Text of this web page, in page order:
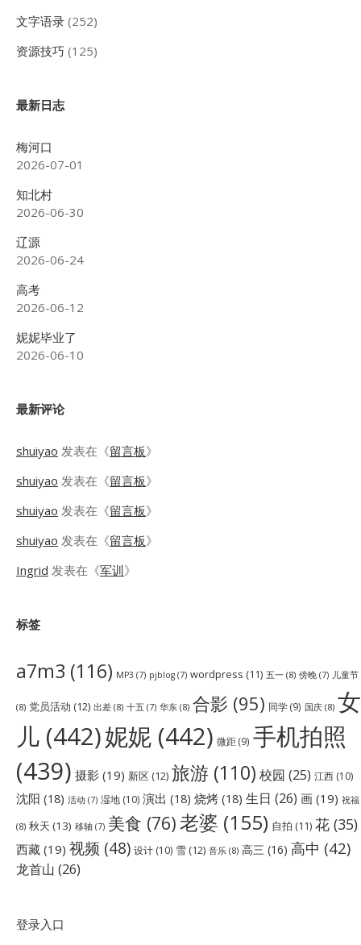
文字语录 (252)
资源技巧 (125)
最新日志
梅河口
2026-07-01
知北村
2026-06-30
辽源
2026-06-24
高考
2026-06-12
妮妮毕业了
2026-06-10
最新评论
shuiyao 发表在《留言板》
shuiyao 发表在《留言板》
shuiyao 发表在《留言板》
shuiyao 发表在《留言板》
Ingrid 发表在《军训》
标签
a7m3 (116) MP3 (7) pjblog (7) wordpress (11) 五一 (8) 傍晚 (7) 儿童节
(8) 党员活动 (12) 出差 (8) 十五 (7) 华东 (8) 合影 (95) 同学(9) 国庆 (8) 女
儿 (442)妮妮 (442) 微距(9) 手机拍照
(439) 摄影 (19) 新区 (12) 旅游 (110) 校园 (25) 江西 (10)
沈阳 (18) 活动 (7) 湿地 (10) 演出 (18) 烧烤 (18) 生日 (26) 画 (19) 祝福
(8) 秋天 (13) 移轴 (7) 美食 (76)老婆 (155) 自拍 (11) 花 (35)
西藏 (19) 视频 (48) 设计 (10) 雪 (12) 音乐 (8) 高三 (16) 高中 (42)
龙首山 (26)
登录入口